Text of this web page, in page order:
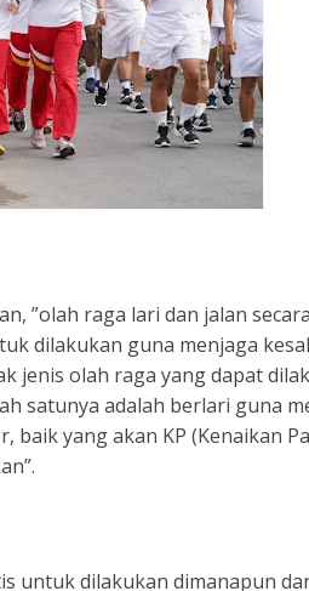
”olah raga lari dan jalan
dilakukan guna menjaga
jenis olah raga yang dapat
satunya adalah berlari guna
baik yang akan KP (Kenaikan
untuk dilakukan dimanapun